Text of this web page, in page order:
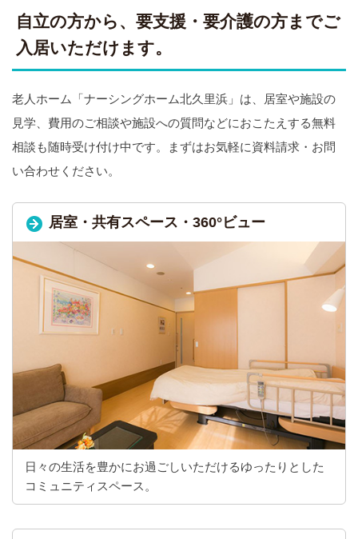
自立の方から、要支援・要介護の方までご
入居いただけます。
老人ホーム「ナーシングホーム北久里浜」は、居室や施設の
見学、費用のご相談や施設への質問などにおこたえする無料
相談も随時受け付け中です。まずはお気軽に資料請求・お問
い合わせください。
居室・共有スペース・360°ビュー
日々の生活を豊かにお過ごしいただけるゆったりとした
コミュニティスペース。